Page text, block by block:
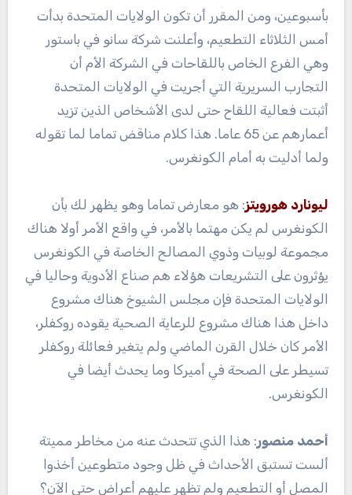
بأسبوعين، ومن المقرر أن تكون الولايات المتحدة بدأت
أمس الثلاثاء التطعيم، وأعلنت شركة سانو في باستور
وهي الفرع الخاص باللقاحات في الشركة الأم أن
التجارب السريرية التي أجريت في الولايات المتحدة
أثبتت فعالية اللقاح حتى لدى الأشخاص الذين تزيد
أعمارهم عن 65 عاما. هذا كلام مناقض تماما لما تقوله
ولما أدليت به أمام الكونغرس.
ليونارد هورويتز: هو معارض تماما وهو يظهر لك بأن
الكونغرس لم يكن مهتما بالأمر، في واقع الأمر أولا هناك
مجموعة لوبيات وذوي المصالح الخاصة في الكونغرس
يؤثرون على التشريعات هؤلاء هم صناع الأدوية وحاليا في
الولايات المتحدة فإن مجلس الشيوخ هناك مشروع
داخل هذا هناك مشروع للرعاية الصحية يقوده روكفلر،
الأمر كان خلال القرن الماضي ولم يتغير فعائلة روكفلر
تسيطر على الصحة في أميركا وما يحدث أيضا في
الكونغرس.
أحمد منصور: هذا الذي تتحدث عنه من مخاطر مميتة
ألست تستبق الأحداث في ظل وجود متطوعين أخذوا
المصل أو التطعيم ولم تظهر عليهم أعراض حتى الآن؟